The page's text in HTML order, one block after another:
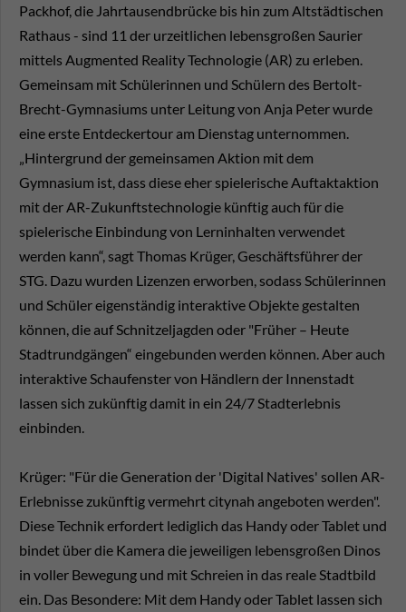
Packhof, die Jahrtausendbrücke bis hin zum Altstädtischen
Rathaus - sind 11 der urzeitlichen lebensgroßen Saurier
mittels Augmented Reality Technologie (AR) zu erleben.
Gemeinsam mit Schülerinnen und Schülern des Bertolt-
Brecht-Gymnasiums unter Leitung von Anja Peter wurde
eine erste Entdeckertour am Dienstag unternommen.
„Hintergrund der gemeinsamen Aktion mit dem
Gymnasium ist, dass diese eher spielerische Auftaktaktion
mit der AR-Zukunftstechnologie künftig auch für die
spielerische Einbindung von Lerninhalten verwendet
werden kann“, sagt Thomas Krüger, Geschäftsführer der
STG. Dazu wurden Lizenzen erworben, sodass Schülerinnen
und Schüler eigenständig interaktive Objekte gestalten
können, die auf Schnitzeljagden oder "Früher – Heute
Stadtrundgängen“ eingebunden werden können. Aber auch
interaktive Schaufenster von Händlern der Innenstadt
lassen sich zukünftig damit in ein 24/7 Stadterlebnis
einbinden.
Krüger: "Für die Generation der 'Digital Natives' sollen AR-
Erlebnisse zukünftig vermehrt citynah angeboten werden".
Diese Technik erfordert lediglich das Handy oder Tablet und
bindet über die Kamera die jeweiligen lebensgroßen Dinos
in voller Bewegung und mit Schreien in das reale Stadtbild
ein. Das Besondere: Mit dem Handy oder Tablet lassen sich